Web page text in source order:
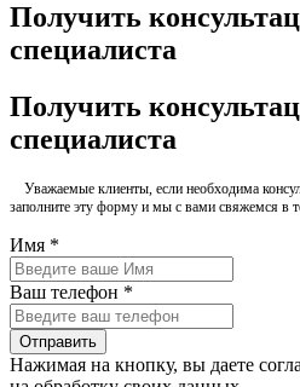
Получить
специалиста
Получить
специалиста
Уважаемые клиенты, если необходима
заполните эту форму и мы с вами свяжемся в
Имя *
Ваш телефон *
Отправить
Нажимая на кнопку, вы даете